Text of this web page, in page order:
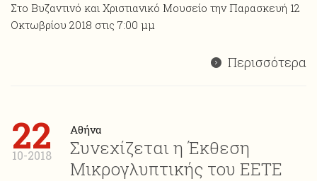
Στο Βυζαντινό και Χριστιανικό Μουσείο την Παρασκευή 12
Οκτωβρίου 2018 στις 7:00 μμ
Περισσότερα
22
10-2018
Αθήνα
Συνεχίζεται η Έκθεση
Μικρογλυπτικής του ΕΕΤΕ